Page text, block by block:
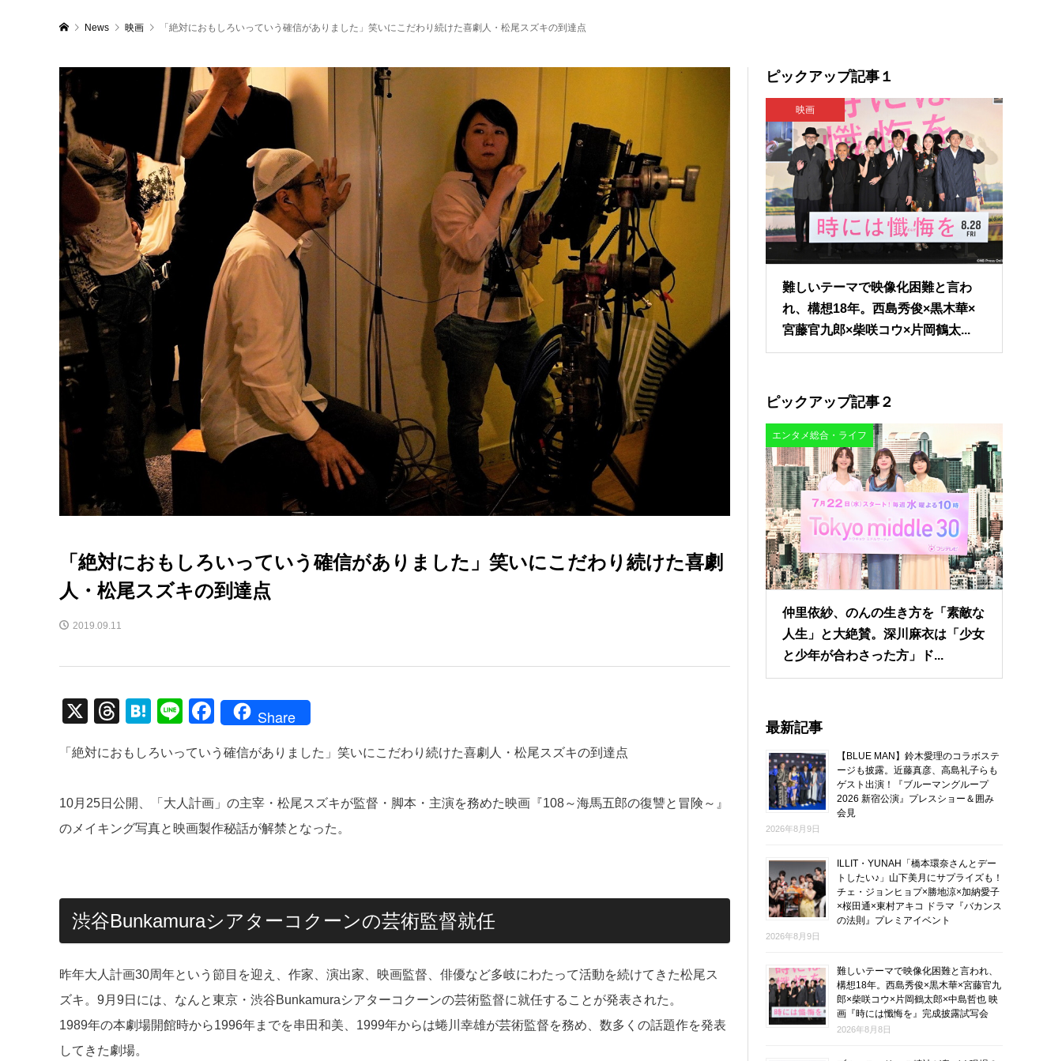
News 映画 「絶対におもしろいっていう確信がありました」笑いにこだわり続けた喜劇人・松尾スズキの到達点
「絶対におもしろいっていう確信がありました」笑いにこだわり続けた喜劇
人・松尾スズキの到達点
2019.09.11
X T
e
d
s
H
e
a
Li
e
F
c
b
o
Share
「絶対におもしろいっていう確信がありました」笑いにこだわり続けた喜劇人・松尾スズキの到達点
10月25日公開、「大人計画」の主宰・松尾スズキが監督・脚本・主演を務めた映画『108～海馬五郎の復讐と冒険～』
のメイキング写真と映画製作秘話が解禁となった。
渋谷Bunkamuraシアターコクーンの芸術監督就任
昨年大人計画30周年という節目を迎え、作家、演出家、映画監督、俳優など多岐にわたって活動を続けてきた松尾ス
ズキ。9月9日には、なんと東京・渋谷Bunkamuraシアターコクーンの芸術監督に就任することが発表された。
1989年の本劇場開館時から1996年までを串田和美、1999年からは蜷川幸雄が芸術監督を務め、数多くの話題作を発表
してきた劇場。
ピックアップ記事１
映画
難しいテーマで映像化困難と言わ
れ、構想18年。西島秀俊×黒木華×
宮藤官九郎×柴咲コウ×片岡鶴太...
ピックアップ記事２
エンタメ総合・ライフ
仲里依紗、のんの生き方を「素敵な
人生」と大絶賛。深川麻衣は「少女
と少年が合わさった方」ド...
最新記事
【BLUE MAN】鈴木愛理のコラボステ
ージも披露。近藤真彦、高島礼子らも
ゲスト出演！『ブルーマングループ
2026 新宿公演』プレスショー＆囲み
会見
2026年8月9日
ILLIT・YUNAH「橋本環奈さんとデー
トしたい♪」山下美月にサプライズも！
チェ・ジョンヒョプ×勝地涼×加納愛子
×桜田通×東村アキコ ドラマ『バカンス
の法則』プレミアイベント
2026年8月9日
難しいテーマで映像化困難と言われ、
構想18年。西島秀俊×黒木華×宮藤官九
郎×柴咲コウ×片岡鶴太郎×中島哲也 映
画『時には懺悔を』完成披露試写会
2026年8月8日